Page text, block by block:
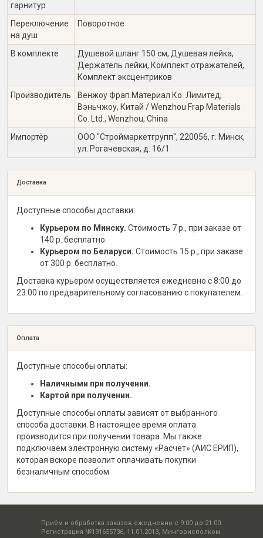
гарнитур
Переключение
на душ
Поворотное
В комплекте
Душевой шланг 150 см, Душевая лейка,
Держатель лейки, Комплект отражателей,
Комплект эксцентриков
Производитель
Венжоу Фрап Материал Ко. Лимитед,
Вэньчжоу, Китай / Wenzhou Frap Materials
Co. Ltd., Wenzhou, China
Импортёр
ООО "Строймаркетгрупп", 220056, г. Минск,
ул. Рогачевская, д. 16/1
Доставка
Доступные способы доставки:
Курьером по Минску. Стоимость 7 р., при заказе от
140 р. бесплатно.
Курьером по Беларуси. Стоимость 15 р., при заказе
от 300 р. бесплатно.
Доставка курьером осуществляется ежедневно с 8:00 до
23:00 по предварительному согласованию с покупателем.
Оплата
Доступные способы оплаты:
Наличными при получении.
Картой при получении.
Доступные способы оплаты зависят от выбранного
способа доставки. В настоящее время оплата
производится при получении товара. Мы также
подключаем электронную систему «Расчет» (АИС ЕРИП),
которая вскоре позволит оплачивать покупки
безналичным способом.
Приём и обработка заказов ежедневно с 9:00 до 21:00.
Регистрация №191655736, 11.01.2013, Мингорисполком.